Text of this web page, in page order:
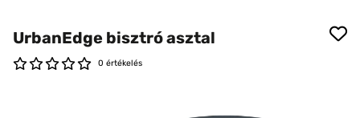
UrbanEdge bisztró asztal
0 értékelés